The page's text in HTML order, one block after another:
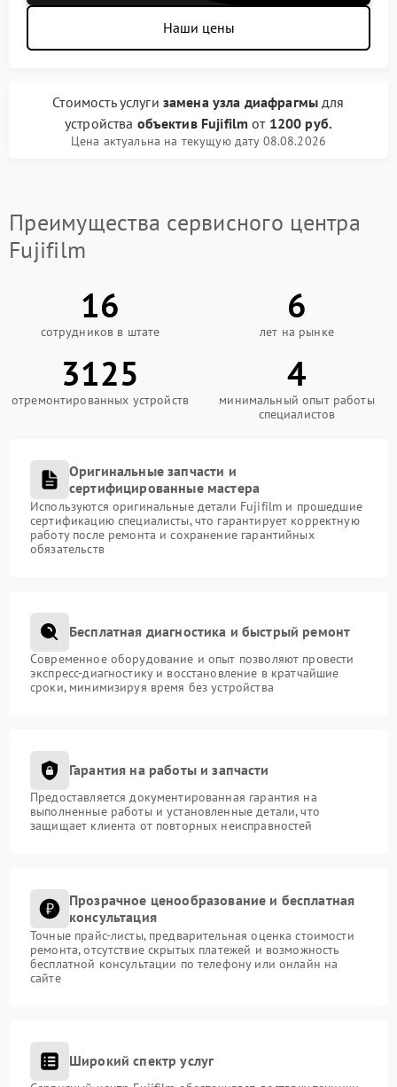
Наши цены
Стоимость услуги замена узла диафрагмы для
устройства объектив Fujifilm от 1200 руб.
Цена актуальна на текущую дату 08.08.2026
Преимущества сервисного центра
Fujifilm
16
сотрудников в штате
6
лет на рынке
3125
отремонтированных устройств
4
минимальный опыт работы
специалистов
Оригинальные запчасти и
сертифицированные мастера
Используются оригинальные детали Fujifilm и прошедшие
сертификацию специалисты, что гарантирует корректную
работу после ремонта и сохранение гарантийных
обязательств
Бесплатная диагностика и быстрый ремонт
Современное оборудование и опыт позволяют провести
экспресс-диагностику и восстановление в кратчайшие
сроки, минимизируя время без устройства
Гарантия на работы и запчасти
Предоставляется документированная гарантия на
выполненные работы и установленные детали, что
защищает клиента от повторных неисправностей
Прозрачное ценообразование и бесплатная
консультация
Точные прайс-листы, предварительная оценка стоимости
ремонта, отсутствие скрытых платежей и возможность
бесплатной консультации по телефону или онлайн на
сайте
Широкий спектр услуг